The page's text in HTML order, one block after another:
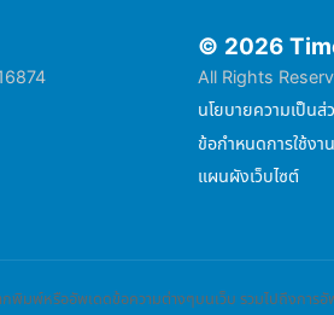
© 2026
All Rights
นโยบายความเป็นส่
ข้อกำหนดการใช้งาน
แผนผังเว็บไซต์
มพ์หรืออัพเดดข้อความต่างๆบนเว็บ รวมไปถึงการอั